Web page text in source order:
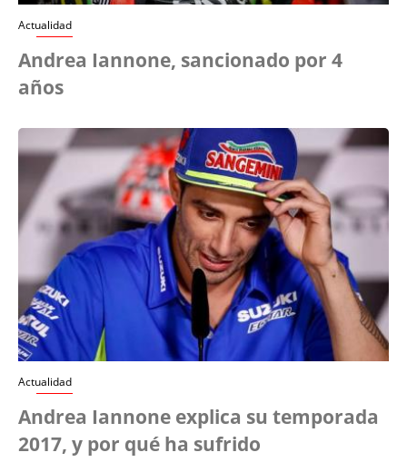
Actualidad
Andrea Iannone, sancionado por 4
años
Actualidad
Andrea Iannone explica su temporada
2017, y por qué ha sufrido